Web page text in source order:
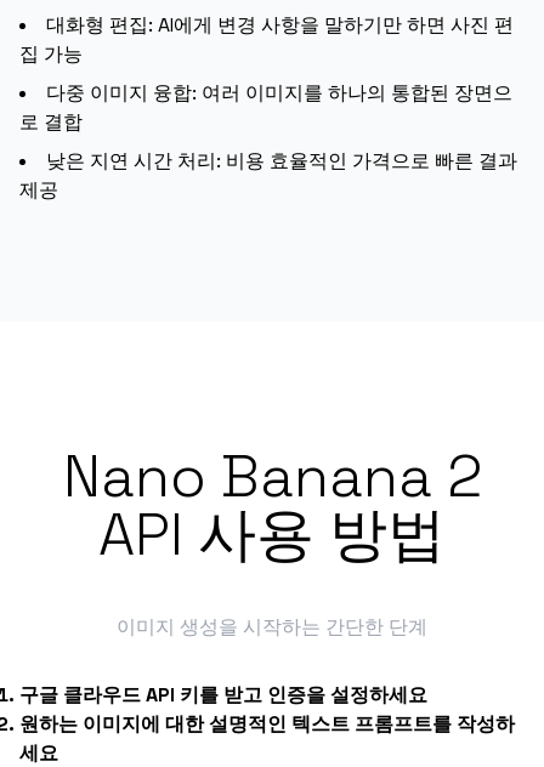
대화형 편집: AI에게 변경 사항을 말하기만 하면 사진 편
집 가능
다중 이미지 융합: 여러 이미지를 하나의 통합된 장면으
로 결합
낮은 지연 시간 처리: 비용 효율적인 가격으로 빠른 결과
제공
Nano Banana 2
API 사용 방법
이미지 생성을 시작하는 간단한 단계
구글 클라우드 API 키를 받고 인증을 설정하세요
원하는 이미지에 대한 설명적인 텍스트 프롬프트를 작성하
세요